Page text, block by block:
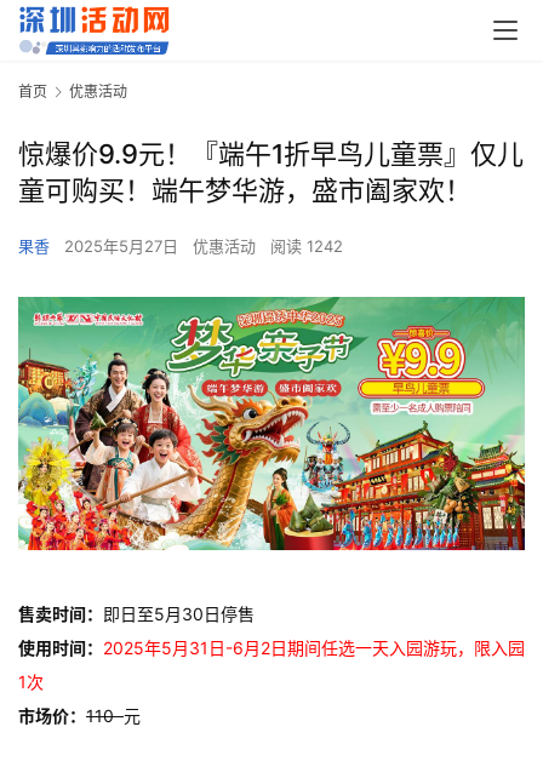
首页 优惠活动
惊爆价9.9元！『端午1折早鸟儿童票』仅儿
童可购买！端午梦华游，盛市阖家欢！
果香 2025年5月27日 优惠活动 阅读 1242
售卖时间： 即日至5月30日停售
使用时间： 2025年5月31日-6月2日期间任选一天入园游玩，限入园
1次
市场价： 110 元